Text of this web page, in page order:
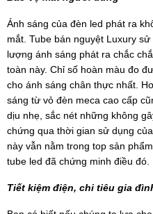
Ánh sáng của đèn led phát ra
mắt. Tube bán nguyệt Luxury
lượng ánh sáng phát ra chắc
toàn này. Chỉ số hoàn màu đo
cho ánh sáng chân thực nhất.
sáng từ vỏ đèn meca cao cấp
dịu nhẹ, sắc nét những không
chứng qua thời gian sử dụng
này vẫn nằm trong top sản
tube led đã chứng minh điều đó.
Tiết kiệm điện, chi tiêu gia